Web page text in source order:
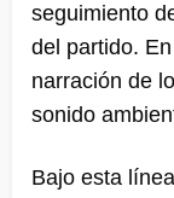
seguimiento
del partido.
narración de
sonido
Bajo esta